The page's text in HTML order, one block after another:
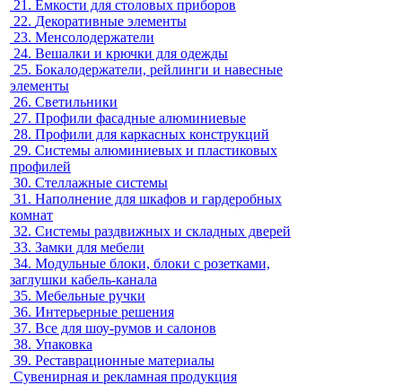
21. Емкости для столовых приборов
22. Декоративные элементы
23. Менсолодержатели
24. Вешалки и крючки для одежды
25. Бокалодержатели, рейлинги и навесные
элементы
26. Светильники
27. Профили фасадные алюминиевые
28. Профили для каркасных конструкций
29. Системы алюминиевых и пластиковых
профилей
30. Стеллажные системы
31. Наполнение для шкафов и гардеробных
комнат
32. Системы раздвижных и складных дверей
33. Замки для мебели
34. Модульные блоки, блоки с розетками,
заглушки кабель-канала
35. Мебельные ручки
36. Интерьерные решения
37. Все для шоу-румов и салонов
38. Упаковка
39. Реставрационные материалы
Сувенирная и рекламная продукция